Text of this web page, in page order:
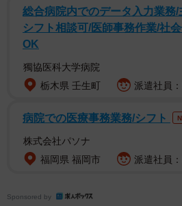
早稲田学の期末課題がこちら（戸山藝人さ
期末課題のお題は
受講者はXユーザーとなった 大隈
コンや自己紹介、最近の投稿5件の
運動や早稲田大学など数々の教育
総合病院内でのデータ入力業務
シフト相談可/医師事務作業/社
OK
獨協医科大学病院
栃木県 壬生町
派遣社員
病院での医療事務業務/シフト
株式会社パソナ
福岡県 福岡市
派遣社員
Sponsored by